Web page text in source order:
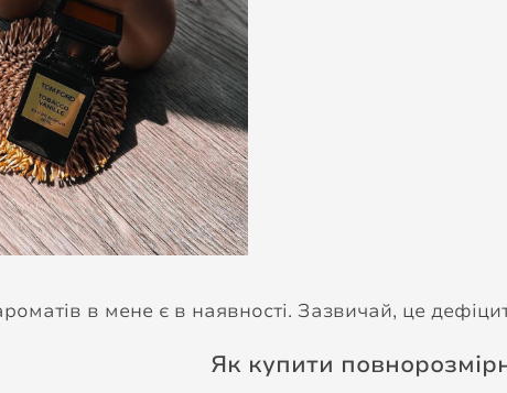
в мене є в наявності. Зазвичай, це
Як купити